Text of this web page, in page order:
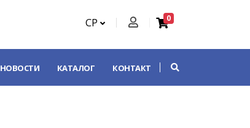
СР 0
НОВОСТИ КАТАЛОГ КОНТАКТ